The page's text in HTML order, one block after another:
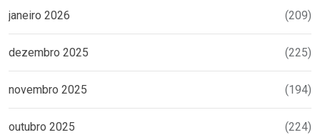
janeiro 2026 (209)
dezembro 2025 (225)
novembro 2025 (194)
outubro 2025 (224)